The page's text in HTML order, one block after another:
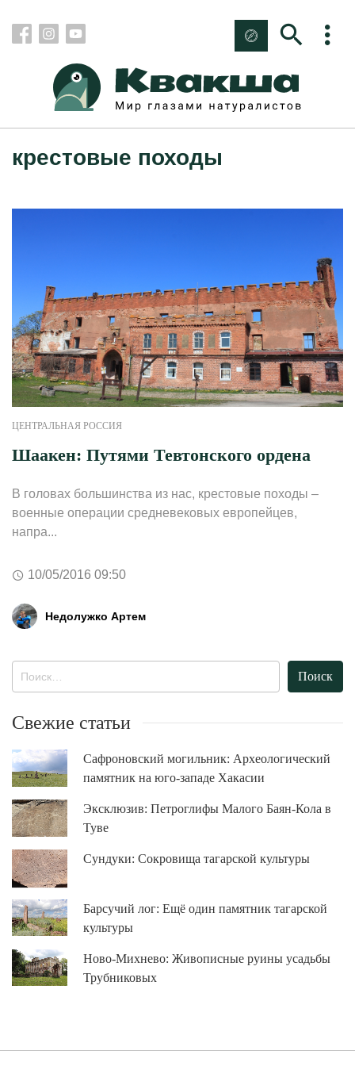
крестовые походы
ЦЕНТРАЛЬНАЯ РОССИЯ
Шаакен: Путями Тевтонского ордена
В головах большинства из нас, крестовые походы –
военные операции средневековых европейцев,
напра...
10/05/2016 09:50
Недолужко Артем
Свежие статьи
Сафроновский могильник: Археологический
памятник на юго-западе Хакасии
Эксклюзив: Петроглифы Малого Баян-Кола в
Туве
Сундуки: Сокровища тагарской культуры
Барсучий лог: Ещё один памятник тагарской
культуры
Ново-Михнево: Живописные руины усадьбы
Трубниковых